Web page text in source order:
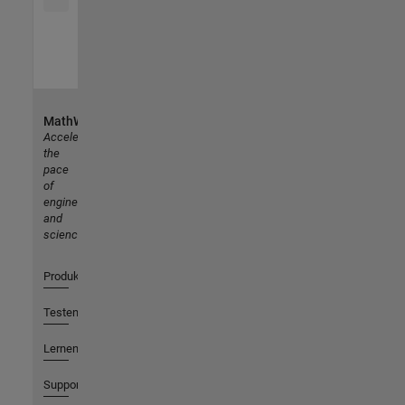
MathWorks
Accelerating
the
pace
of
engineering
and
science
Produkte
Testen oder Kaufen
Lernen
Support